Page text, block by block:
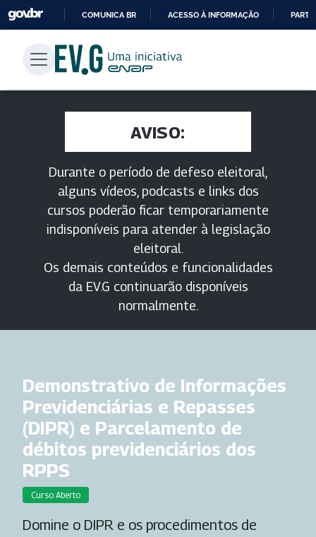
PARA
CONTEÚDO
COMUNICA BR ACESSO À INFORMAÇÃO
AVISO:
Durante o período de defeso eleitoral,
alguns vídeos, podcasts e links dos
cursos poderão ficar temporariamente
indisponíveis para atender à legislação
eleitoral.
Os demais conteúdos e funcionalidades
da EV.G continuarão disponíveis
normalmente.
Demonstrativo de Informações
Previdenciárias e Repasses
(DIPR) e Parcelamento de
débitos previdenciários dos
RPPS
Curso Aberto
Domine o DIPR e os procedimentos de